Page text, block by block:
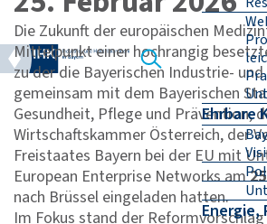
Ehrbare
Energie,
Die Zukunft der europäischen
Mittelpunkt einer hochrangig
zu der die Bayerischen Industrie-
gemeinsam mit dem Bayerischen
Gesundheit, Pflege und Prävention,
Wirtschaftskammer Österreich, der
Freistaates Bayern bei der EU mit
European Enterprise Networks am
nach Brüssel eingeladen hatten.
Im Fokus stand der